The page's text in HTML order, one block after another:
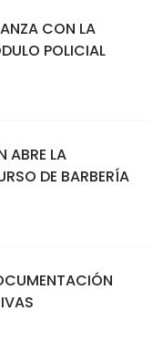
CON LA
POLICIAL
ABRE LA
DE BARBERÍA